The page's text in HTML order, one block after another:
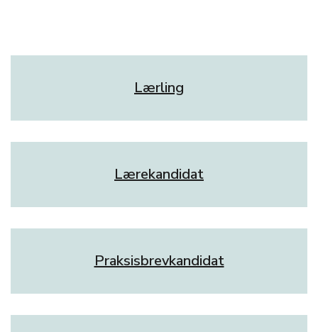
Lærling
Lærekandidat
Praksisbrevkandidat